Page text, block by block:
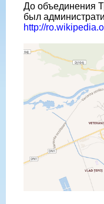
До объединения
был
http://